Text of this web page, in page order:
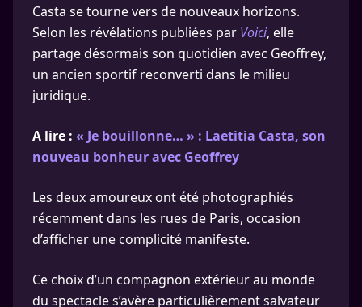
Casta se tourne vers de nouveaux horizons.
Selon les révélations publiées par Voici, elle
partage désormais son quotidien avec Geoffrey,
un ancien sportif reconverti dans le milieu
juridique.
A lire : « Je bouillonne… » : Laetitia Casta, son
nouveau bonheur avec Geoffrey
Les deux amoureux ont été photographiés
récemment dans les rues de Paris, occasion
d’afficher une complicité manifeste.
Ce choix d’un compagnon extérieur au monde
du spectacle s’avère particulièrement salvateur